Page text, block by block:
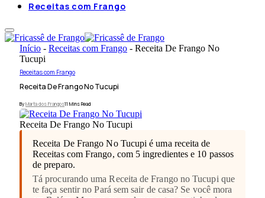
Receitas com Frango
Início - Receitas com Frango - Receita De Frango No
Tucupi
Receitas com Frango
Receita De Frango No Tucupi
ByMarta dos Frangos11 Mins Read
Receita De Frango No Tucupi
Receita De Frango No Tucupi é uma receita de
Receitas com Frango, com 5 ingredientes e 10 passos
de preparo.
Tá procurando uma Receita de Frango no Tucupi que
te faça sentir no Pará sem sair de casa? Se você mora